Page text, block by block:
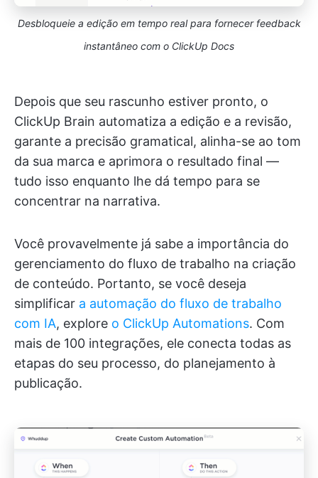
Desbloqueie a edição em tempo real para fornecer feedback
instantâneo com o ClickUp Docs
Depois que seu rascunho estiver pronto, o
ClickUp Brain automatiza a edição e a revisão,
garante a precisão gramatical, alinha-se ao tom
da sua marca e aprimora o resultado final —
tudo isso enquanto lhe dá tempo para se
concentrar na narrativa.
Você provavelmente já sabe a importância do
gerenciamento do fluxo de trabalho na criação
de conteúdo. Portanto, se você deseja
simplificar a automação do fluxo de trabalho
com IA, explore o ClickUp Automations. Com
mais de 100 integrações, ele conecta todas as
etapas do seu processo, do planejamento à
publicação.